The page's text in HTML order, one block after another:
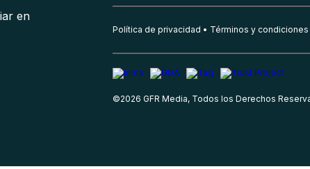
en
Política de privacidad Términos y condiciones
©2026 GFR Media, Todos los Derechos